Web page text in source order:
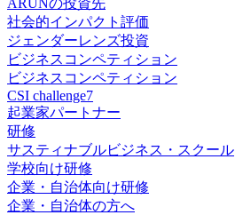
社会的インパクト評価
ジェンダーレンズ投資
ビジネスコンペティション
ビジネスコンペティション
CSI challenge7
起業家パートナー
研修
サスティナブルビジネス・スクール
学校向け研修
企業・自治体向け研修
企業・自治体の方へ